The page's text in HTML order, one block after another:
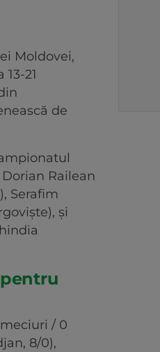
Moldovei,
21
de
Railean
Serafim
și
/ 0
8/0),